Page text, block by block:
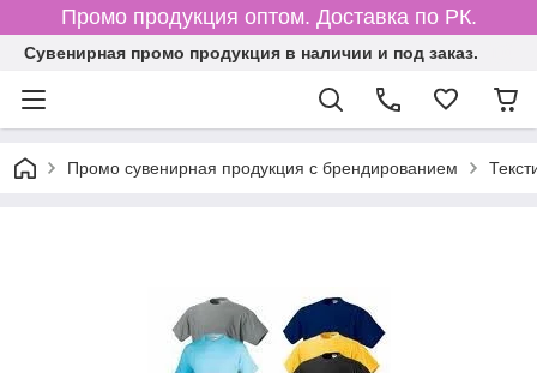
Промо продукция оптом. Доставка по РК.
Cувенирная промо продукция в наличии и под заказ.
Промо сувенирная продукция с брендированием